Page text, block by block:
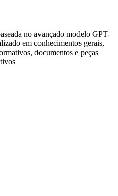
no avançado modelo GPT-
em conhecimentos gerais,
documentos e peças